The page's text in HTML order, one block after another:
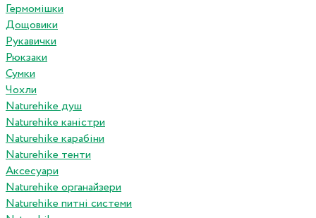
Гермомішки
Дощовики
Рукавички
Рюкзаки
Сумки
Чохли
Naturehike душ
Naturehike каністри
Naturehike карабіни
Naturehike тенти
Аксесуари
Naturehike органайзери
Naturehike питні системи